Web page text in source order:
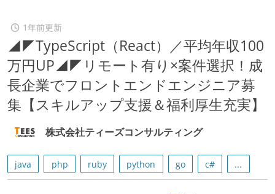
1年前更新
◢◤TypeScript（React）／平均年収100
万円UP◢◤リモート有り×案件選択！成
長企業でフロントエンドエンジニア募
集【スキルアップ支援＆福利厚生充実】
株式会社ティーズコンサルティング
java php ruby python go c# ...